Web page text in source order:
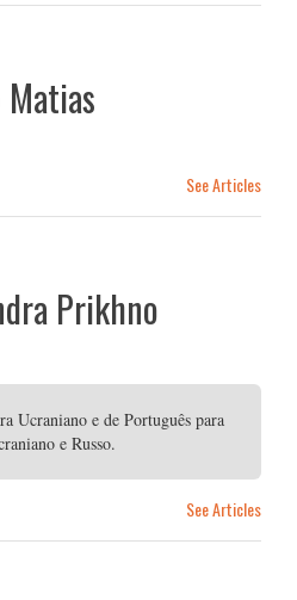
See Articles
Prikhno
Ucraniano e de Português para
e Russo.
See Articles